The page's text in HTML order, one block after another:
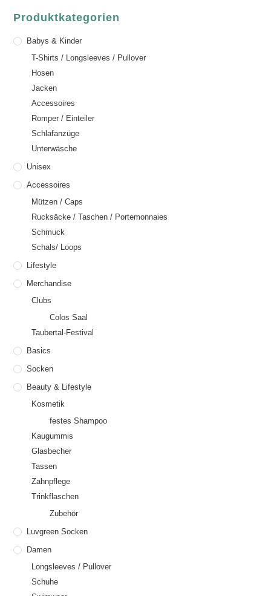
Produktkategorien
Babys & Kinder
T-Shirts / Longsleeves / Pullover
Hosen
Jacken
Accessoires
Romper / Einteiler
Schlafanzüge
Unterwäsche
Unisex
Accessoires
Mützen / Caps
Rucksäcke / Taschen / Portemonnaies
Schmuck
Schals/ Loops
Lifestyle
Merchandise
Clubs
Colos Saal
Taubertal-Festival
Basics
Socken
Beauty & Lifestyle
Kosmetik
festes Shampoo
Kaugummis
Glasbecher
Tassen
Zahnpflege
Trinkflaschen
Zubehör
Luvgreen Socken
Damen
Longsleeves / Pullover
Schuhe